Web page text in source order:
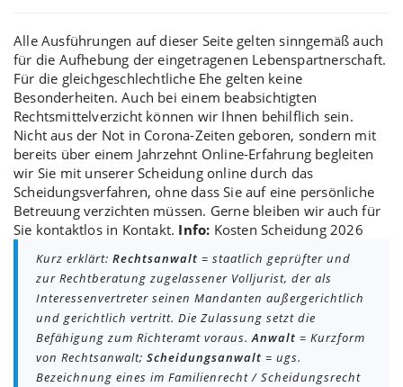
Alle Ausführungen auf dieser Seite gelten sinngemäß auch
für die Aufhebung der eingetragenen Lebenspartnerschaft.
Für die gleichgeschlechtliche Ehe gelten keine
Besonderheiten. Auch bei einem beabsichtigten
Rechtsmittelverzicht können wir Ihnen behilflich sein.
Nicht aus der Not in Corona-Zeiten geboren, sondern mit
bereits über einem Jahrzehnt Online-Erfahrung begleiten
wir Sie mit unserer Scheidung online durch das
Scheidungsverfahren, ohne dass Sie auf eine persönliche
Betreuung verzichten müssen. Gerne bleiben wir auch für
Sie kontaktlos in Kontakt. Info: Kosten Scheidung 2026
Kurz erklärt: Rechtsanwalt = staatlich geprüfter und
zur Rechtberatung zugelassener Volljurist, der als
Interessenvertreter seinen Mandanten außergerichtlich
und gerichtlich vertritt. Die Zulassung setzt die
Befähigung zum Richteramt voraus.Anwalt = Kurzform
von Rechtsanwalt; Scheidungsanwalt = ugs.
Bezeichnung eines im Familienrecht / Scheidungsrecht